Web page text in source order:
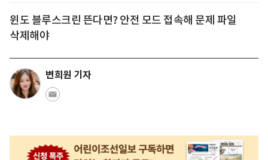
윈도 블루스크린 뜬다면? 안전 모드 접속해 문제 파일
삭제해야
변희원 기자